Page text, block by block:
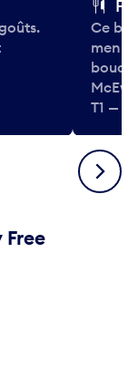
Ce
menu
T1 —
Suivant